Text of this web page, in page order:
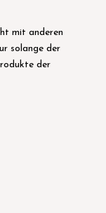
mit anderen
solange der
der